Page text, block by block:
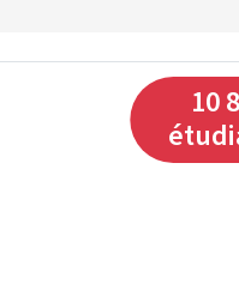
10